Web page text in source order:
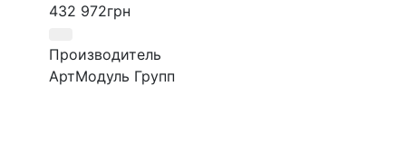
432 972грн
Производитель
АртМодуль Групп